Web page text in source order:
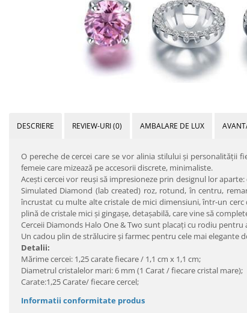
DESCRIERE REVIEW-URI(0) AMBALARE DE LUX
O pereche de cercei care se vor alinia stilului şi personalităţii
femeie care mizează pe accesorii discrete, minimaliste.
Acești cercei vor reuși să impresioneze prin designul lor
Simulated Diamond (lab created) roz, rotund, în centru,
încrustat cu multe alte cristale de mici dimensiuni, într-un
plină de cristale mici și gingașe, detașabilă, care vine să
Cerceii Diamonds Halo One & Two sunt placaţi cu rodiu
Un cadou plin de strălucire şi farmec pentru cele mai
Detalii:
Mărime cercei: 1,25 carate fiecare / 1,1 cm x 1,1 cm;
Diametrul cristalelor mari: 6 mm (1 Carat / fiecare cristal mare);
Carate:1,25 Carate/ fiecare cercel;
Informatii conformitate produs